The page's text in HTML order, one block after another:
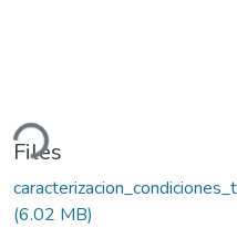
Files
(6.02 MB)